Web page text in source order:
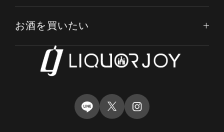
お酒を買いたい